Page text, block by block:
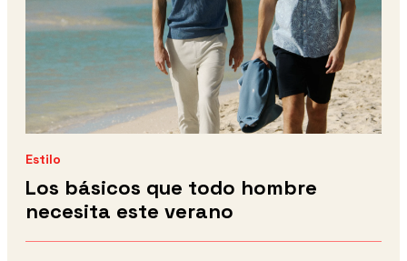
Estilo
Los básicos que todo hombre
necesita este verano